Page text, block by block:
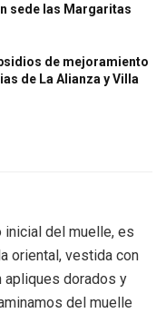
sede las Margaritas
de mejoramiento
de La Alianza y Villa
inicial del muelle, es
oriental, vestida con
apliques dorados y
del muelle